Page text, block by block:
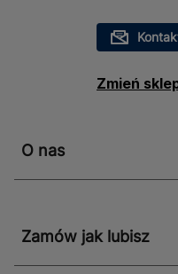
Zmień
O nas
Zamów jak lubisz